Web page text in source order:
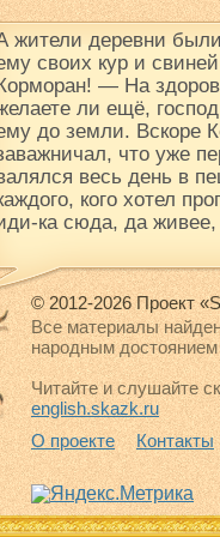
жители деревни
своих кур и
— На
ли ещё,
до земли. Вскоре
что уже
весь день в
кого хотел
ка сюда, да
© 2012-2026 Проект
Все материалы
народным достоянием
Читайте и слушайте
english.skazk.ru
О проекте
Контакты